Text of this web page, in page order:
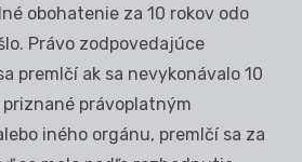
obohatenie za 10 rokov odo
Právo zodpovedajúce
premlčí ak sa nevykonávalo 10
priznané právoplatným
iného orgánu, premlčí sa za